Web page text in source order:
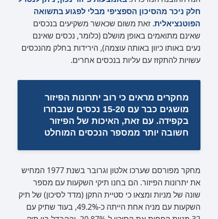
חלק ניכר מהסיכון הספציפי מבלי לפגוע בתשואה
הפוטנציאלית. זאת משום שכאשר משקיעים בנכסים
שאינם מתואמים באופן מושלם (כלומר, נכסים שאינם
נעים באותו כיוון באותה עוצמה), הירידות בחלק מהנכסים
עשויות להתקזז עם עליות בנכסים אחרים.
מחקרים מראים כי רוב יתרונות הפיזור
מושגים כבר עם 15-20 נכסים שנבחרו
בקפידה. עם זאת, האיכות של הפיזור
חשובה יותר ממספר הנכסים המוחלט
מחקר מפורסם שערכו אלטון וגרובר בשנת 1977 המחיש
את יתרונות הפיזור. הם בחנו תיקי השקעות עם מספר
שונה של מניות ומצאו כי סטיית התקן (מדד לסיכון) של תיק
השקעות עם מניה אחת הייתה כ-49.2%, בעוד שתיק עם